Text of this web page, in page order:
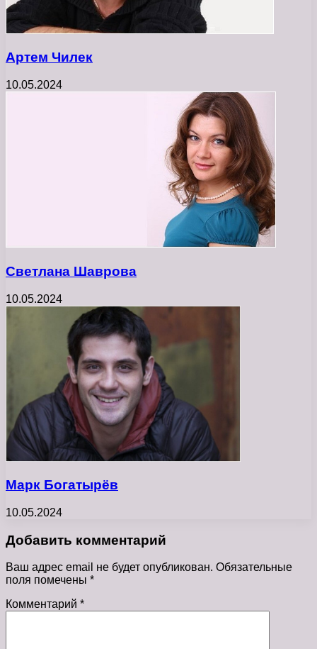
Артем Чилек
10.05.2024
Светлана Шаврова
10.05.2024
Марк Богатырёв
10.05.2024
Добавить комментарий
Ваш адрес email не будет опубликован. Обязательные
поля помечены *
Комментарий *